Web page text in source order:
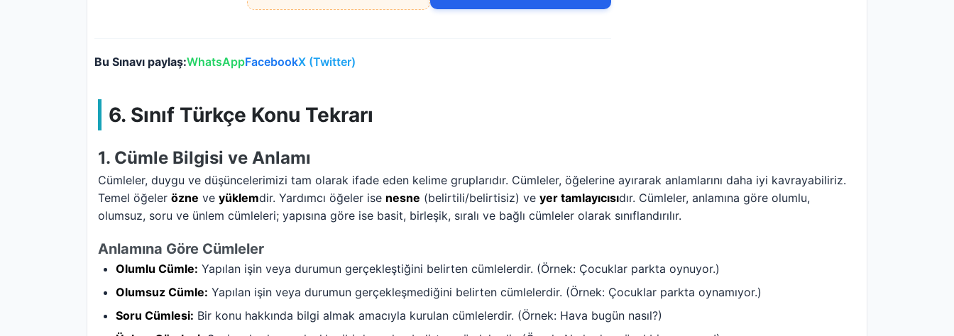
Bu Sınavı paylaş:WhatsAppFacebookX (Twitter)
6. Sınıf Türkçe Konu Tekrarı
1. Cümle Bilgisi ve Anlamı
Cümleler, duygu ve düşüncelerimizi tam olarak ifade eden kelime gruplarıdır. Cümleler, öğelerine ayırarak anlamlarını daha iyi kavrayabiliriz.
Temel öğeler özne ve yüklemdir. Yardımcı öğeler ise nesne (belirtili/belirtisiz) ve yer tamlayıcısıdır. Cümleler, anlamına göre olumlu,
olumsuz, soru ve ünlem cümleleri; yapısına göre ise basit, birleşik, sıralı ve bağlı cümleler olarak sınıflandırılır.
Anlamına Göre Cümleler
Olumlu Cümle: Yapılan işin veya durumun gerçekleştiğini belirten cümlelerdir. (Örnek: Çocuklar parkta oynuyor.)
Olumsuz Cümle: Yapılan işin veya durumun gerçekleşmediğini belirten cümlelerdir. (Örnek: Çocuklar parkta oynamıyor.)
Soru Cümlesi: Bir konu hakkında bilgi almak amacıyla kurulan cümlelerdir. (Örnek: Hava bugün nasıl?)